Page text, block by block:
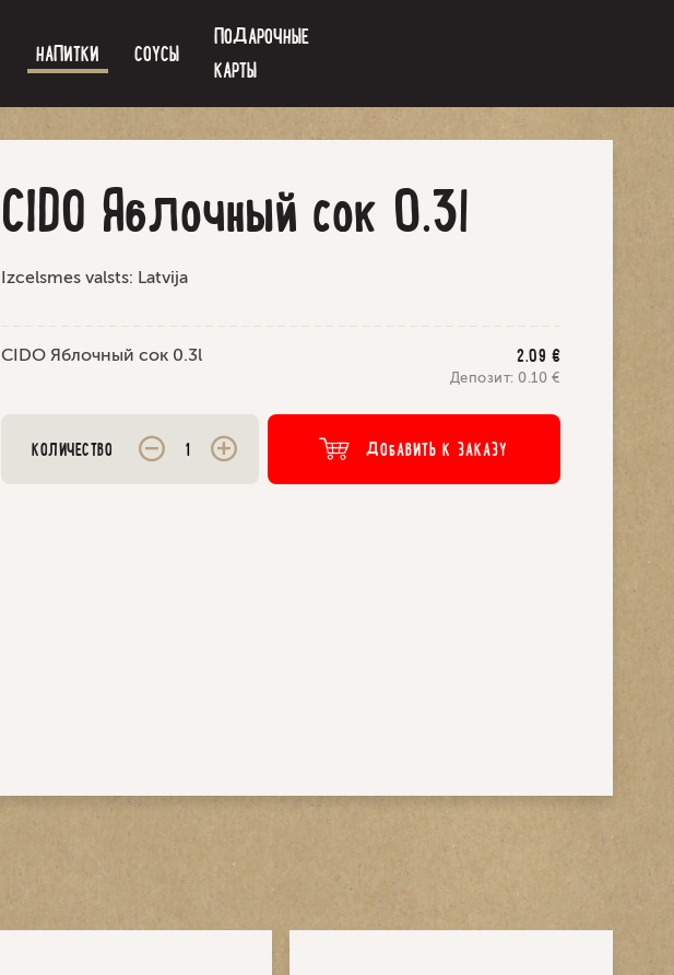
НАПИТКИ СОУСЫ
ПОДАРОЧНЫЕ
КАРТЫ
CIDO Яблочный сок 0.3l
Izcelsmes valsts: Latvija
2.09 €
Депозит: 0.10 €
CIDO Яблочный сок 0.3l
КОЛИЧЕСТВО ДОБАВИТЬ К ЗАКАЗУ